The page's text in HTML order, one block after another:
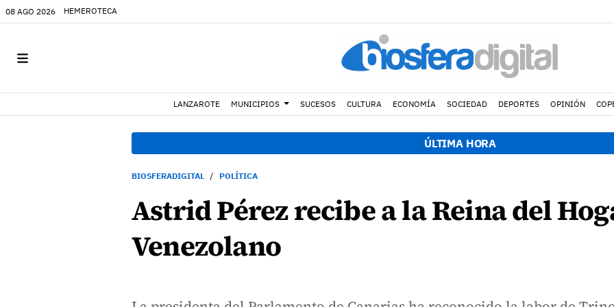
08 AGO 2026 HEMEROTECA
LANZAROTE MUNICIPIOS SUCESOS CULTURA ECONOMÍA SOCIEDAD DEPORTES OPINIÓN
ÚLTIMA HORA
BIOSFERADIGITAL POLÍTICA
Astrid Pérez recibe a la Reina del
Venezolano